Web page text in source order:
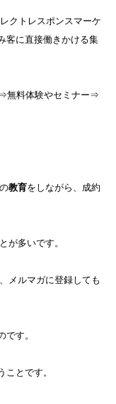
クトレスポンスマーケ
客に直接働きかける集
無料体験やセミナー⇒
教育をしながら、成約
が多いです。
メルマガに登録しても
す。
とです。